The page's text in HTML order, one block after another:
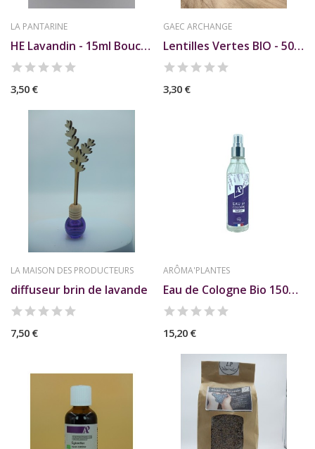
LA PANTARINE
HE Lavandin - 15ml Bouch. - La Pantarine
3,50 €
GAEC ARCHANGE
Lentilles Vertes BIO - 500g - GAEC Archange
3,30 €
LA MAISON DES PRODUCTEURS
diffuseur brin de lavande
7,50 €
ARÔMA'PLANTES
Eau de Cologne Bio 150ml AP
15,20 €